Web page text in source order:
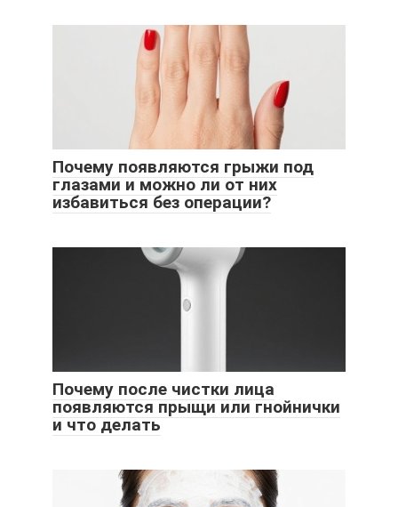
Почему появляются грыжи под
глазами и можно ли от них
избавиться без операции?
Почему после чистки лица
появляются прыщи или гнойнички
и что делать